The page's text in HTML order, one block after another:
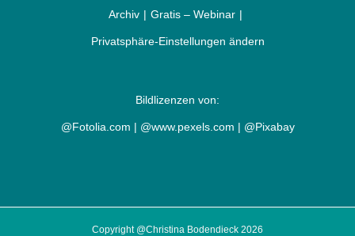
Archiv Gratis – Webinar
Privatsphäre-Einstellungen ändern
Bildlizenzen von:
@Fotolia.com | @www.pexels.com | @Pixabay
Copyright @Christina Bodendieck 2026